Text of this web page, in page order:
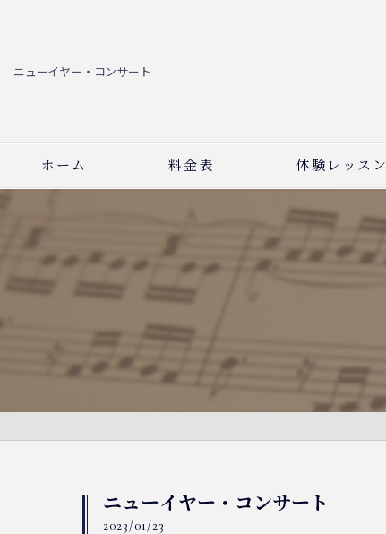
ニューイヤー・コンサート
ホーム 料金表 体験レッスン
ニューイヤー・コンサート
2023/01/23